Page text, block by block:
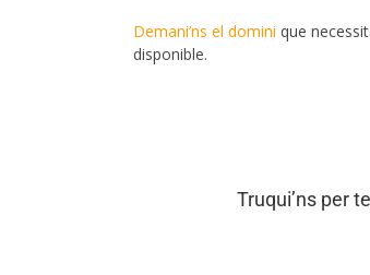
Demani’ns el domini que
disponible.
Truqui’ns per